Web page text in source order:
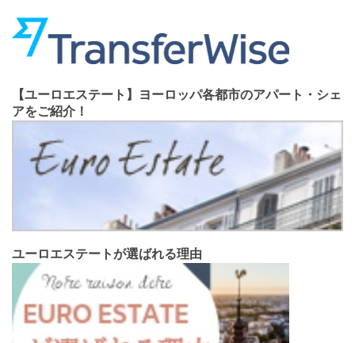
【ユーロエステート】ヨーロッパ各都市のアパート・シェ
アをご紹介！
ユーロエステートが選ばれる理由